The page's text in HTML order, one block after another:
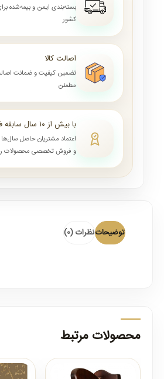
بسته‌بندی ایمن و بیمه‌شده
کشور
اصالت کالا
تضمین کیفیت و ضمانت
مطمئن
با بیش از ۱۰ سال سابقه فروش اینترنتی
اعتماد مشتریان حاصل
و فروش تخصصی محصولات
توضیحاتنظرات (0)
محصولات مرتبط